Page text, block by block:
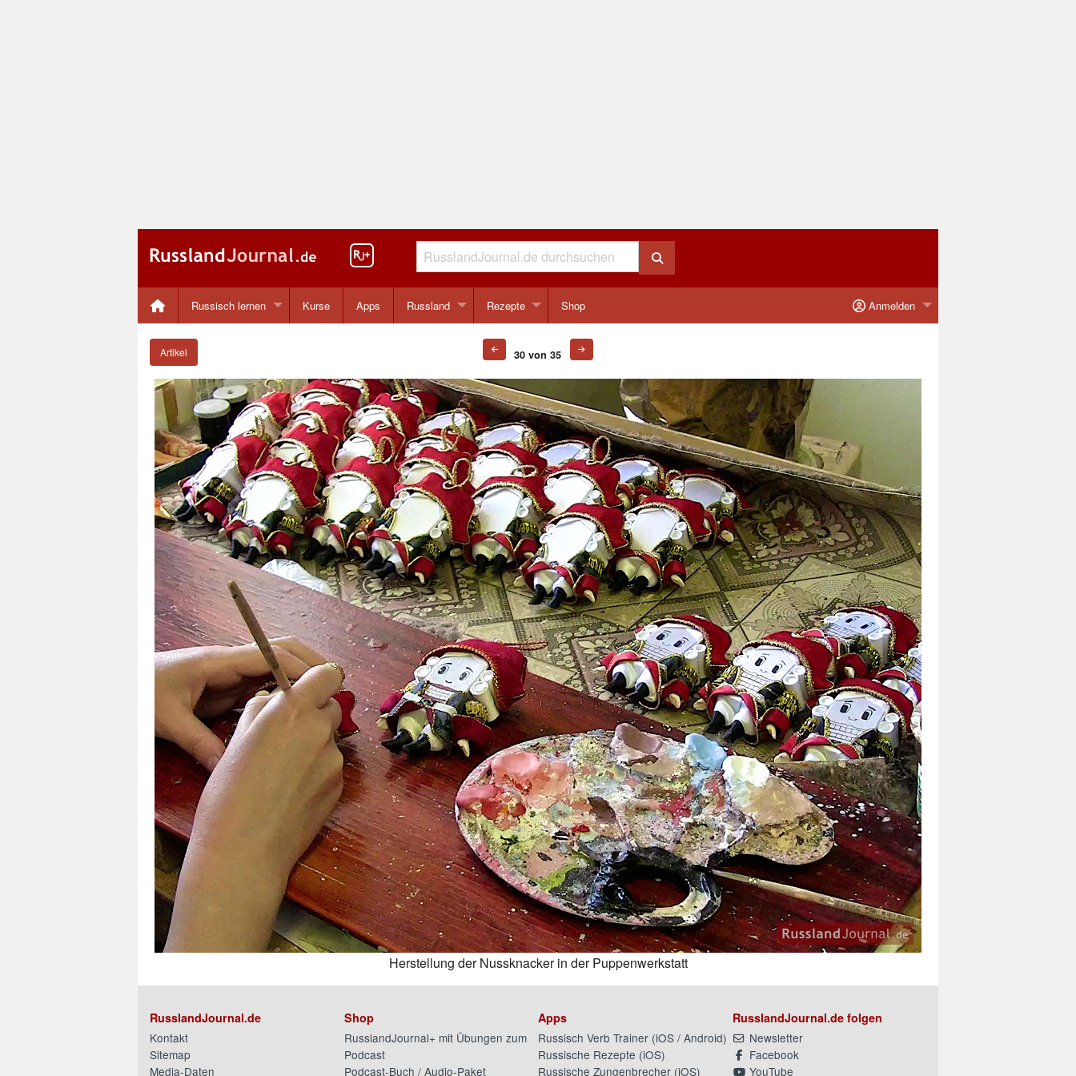
Russisch lernen Kurse Apps Russland Rezepte Shop Anmelden
Artikel 30 von 35
Herstellung der Nussknacker in der Puppenwerkstatt
RusslandJournal.de
Kontakt
Sitemap
Media-Daten
Shop
RusslandJournal+ mit Übungen zum
Podcast
Podcast-Buch / Audio-Paket
Apps
Russisch Verb Trainer (iOS / Android)
Russische Rezepte (iOS)
Russische Zungenbrecher (iOS)
RusslandJournal.de folgen
Newsletter
Facebook
YouTube